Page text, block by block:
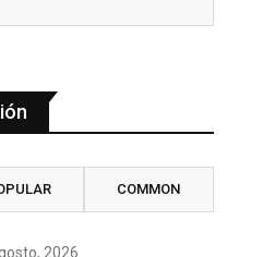
COMMON
2026